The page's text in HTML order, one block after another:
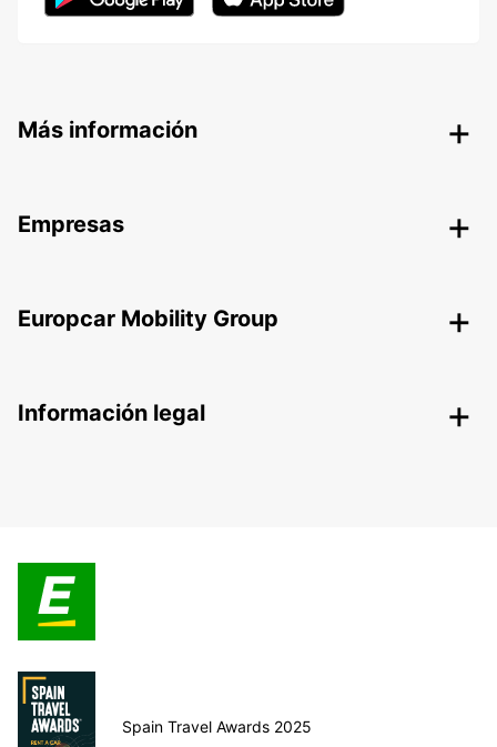
Más información
Empresas
Europcar Mobility Group
Información legal
Spain Travel Awards 2025